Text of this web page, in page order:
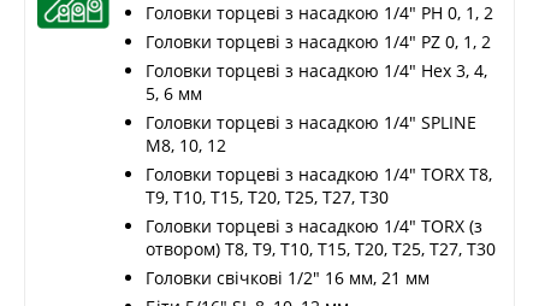
Головки торцеві з насадкою 1/4" РН 0, 1, 2
Головки торцеві з насадкою 1/4" PZ 0, 1, 2
Головки торцеві з насадкою 1/4" Нех 3, 4,
5, 6 мм
Головки торцеві з насадкою 1/4" SPLINE
M8, 10, 12
Головки торцеві з насадкою 1/4" TORX T8,
T9, T10, T15, T20, T25, T27, T30
Головки торцеві з насадкою 1/4" TORX (з
отвором) T8, T9, T10, T15, T20, T25, T27, T30
Головки свічкові 1/2" 16 мм, 21 мм